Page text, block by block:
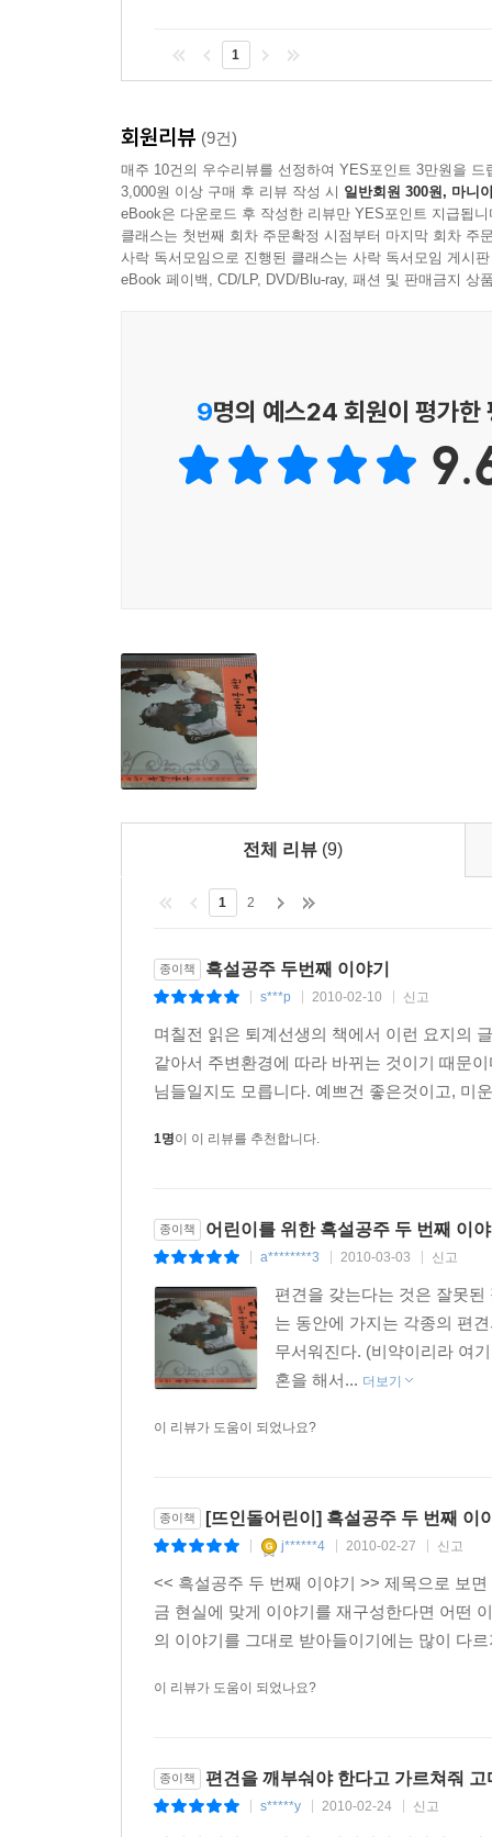
아름다움이 빛을 잃어 가는 현실이 안타까워 이
동화를 완성했는데, 한 작품 한 작품마다 이들 작
솜씨를 뽐냈다. 각기 다른 스타일의 그림이 텍스트
1
회원리뷰 (9건)
매주 10건의 우수리뷰를 선정하여 YES포인트 3만원을 드
3,000원 이상 구매 후 리뷰 작성 시 일반회원 300원, 마니
eBook은 다운로드 후 작성한 리뷰만 YES포인트 지급됩니
클래스는 첫번째 회차 주문확정 시점부터 마지막 회차 주
사락 독서모임으로 진행된 클래스는 사락 독서모임 게시
eBook 페이백, CD/LP, DVD/Blu-ray, 패션 및 판매금지 상
9명의 예스24 회원이 평가한
전체 리뷰 (9)
1 2
종이책 흑설공주 두번째 이야기
s***p 2010-02-10 신고
며칠전 읽은 퇴계선생의 책에서 이런 요지의
같아서 주변환경에 따라 바뀌는 것이기 때문
님들일지도 모릅니다. 예쁘건 좋은것이고, 미
1명이 이 리뷰를 추천합니다.
종이책 어린이를 위한 흑설공주 두 번째 이
a********3 2010-03-03 신고
편견을 갖는다는 것은 잘못
는 동안에 가지는 각종의 편
무서워진다. (비약이리라 여
혼을 해서... 더보기
이 리뷰가 도움이 되었나요?
종이책 [뜨인돌어린이] 흑설공주 두 번째 이
j******4 2010-02-27 신고
<< 흑설공주 두 번째 이야기 >> 제목으로 보
금 현실에 맞게 이야기를 재구성한다면 어떤
의 이야기를 그대로 받아들이기에는 많이 다
이 리뷰가 도움이 되었나요?
종이책 편견을 깨부숴야 한다고 가르쳐줘 고
s*****y 2010-02-24 신고